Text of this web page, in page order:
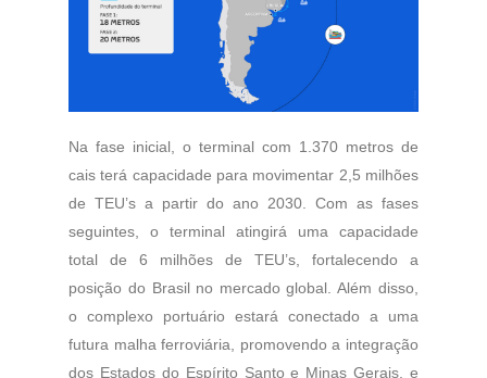
Na fase inicial, o terminal com 1.370 metros de
cais terá capacidade para movimentar 2,5 milhões
de TEU’s a partir do ano 2030. Com as fases
seguintes, o terminal atingirá uma capacidade
total de 6 milhões de TEU’s, fortalecendo a
posição do Brasil no mercado global. Além disso,
o complexo portuário estará conectado a uma
futura malha ferroviária, promovendo a integração
dos Estados do Espírito Santo e Minas Gerais, e